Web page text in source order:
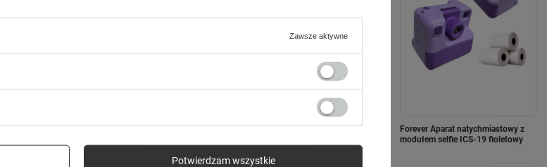
Light
Forever Aparat natychmiastowy z
modułem selfie ICS-19 fioletowy
Zawsze aktywne
Potwierdzam wszystkie